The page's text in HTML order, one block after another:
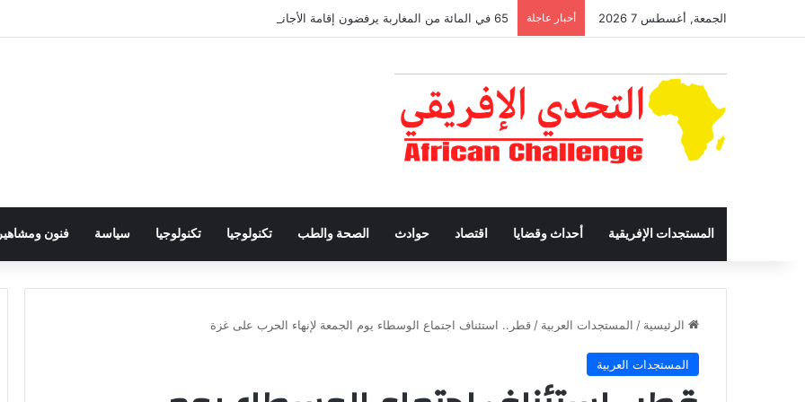
الجمعة, أغسطس 7 2026 أخبار عاجلة 65 في المائة من المغاربة يرفضون إقامة الأجانب والعمل على أرضهم
المستجدات الإفريقية أحداث وقضايا اقتصاد حوادث الصحة والطب تكنولوجيا تكنولوجيا سياسة فنون ومشاهير
الرئيسية / المستجدات العربية / قطر.. استئناف اجتماع الوسطاء يوم الجمعة لإنهاء الحرب على غزة
المستجدات العربية